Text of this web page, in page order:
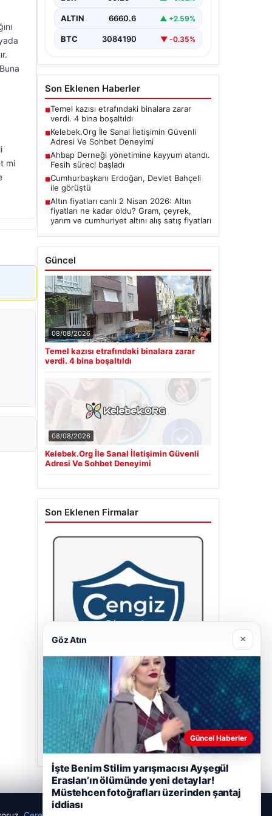
mi
ALTIN 6660.6 ▲ +2.59%
BTC 3084190 ▼ -0.35%
Son Eklenen Haberler
■Temel kazısı etrafındaki binalara zarar
verdi. 4 bina boşaltıldı
■Kelebek.Org İle Sanal İletişimin Güvenli
Adresi Ve Sohbet Deneyimi
■Ahbap Derneği yönetimine kayyum atandı.
Fesih süreci başladı
■Cumhurbaşkanı Erdoğan, Devlet Bahçeli
ile görüştü
■Altın fiyatları canlı 2 Nisan 2026: Altın
fiyatları ne kadar oldu? Gram, çeyrek,
yarım ve cumhuriyet altını alış satış fiyatları
Güncel
08/08/2026
Temel kazısı etrafındaki binalara zarar
verdi. 4 bina boşaltıldı
08/08/2026
Kelebek.Org İle Sanal İletişimin Güvenli
Adresi Ve Sohbet Deneyimi
Son Eklenen Firmalar
Cengiz Sigorta
23/06/2026
Göz Atın ×
Güncel Haberler
İşte Benim Stilim yarışmacısı Ayşegül
Eraslan’ın ölümünde yeni detaylar!
Müstehcen fotoğrafları üzerinden şantaj
iddiası